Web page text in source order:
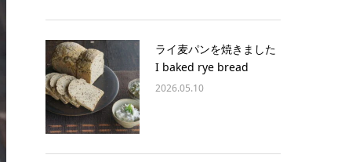
ライ麦パンを焼きました
I baked rye bread
2026.05.10